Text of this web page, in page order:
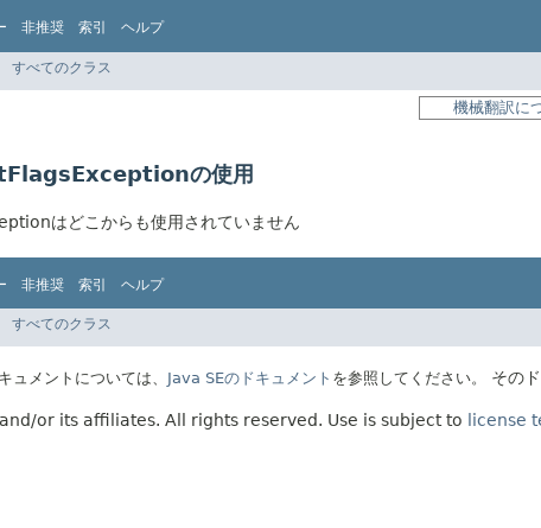
非推奨 索引 ヘルプ
すべてのクラス
機械翻訳に
の使用
はどこからも使用されていません
非推奨 索引 ヘルプ
すべてのクラス
ュメントについては、 Java SEのドキュメント を参照してください。
その
or its affiliates. All rights reserved. Use is subject to license